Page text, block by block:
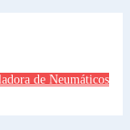
de Neumáticos